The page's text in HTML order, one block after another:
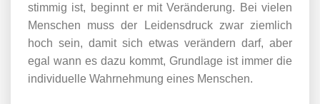
stimmig ist, beginnt er mit Veränderung. Bei vielen
Menschen muss der Leidensdruck zwar ziemlich
hoch sein, damit sich etwas verändern darf, aber
egal wann es dazu kommt, Grundlage ist immer die
individuelle Wahrnehmung eines Menschen.